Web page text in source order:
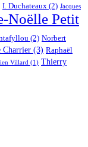
I. Duchateaux (2) Jacques
Noëlle Petit
(2) Norbert
Charrier (3) Raphaël
Villard (1) Thierry